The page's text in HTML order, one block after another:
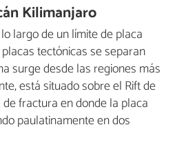
Kilimanjaro
largo de un límite de placa
tectónicas se separan
surge desde las regiones más
está situado sobre el Rift de
fractura en donde la placa
paulatinamente en dos